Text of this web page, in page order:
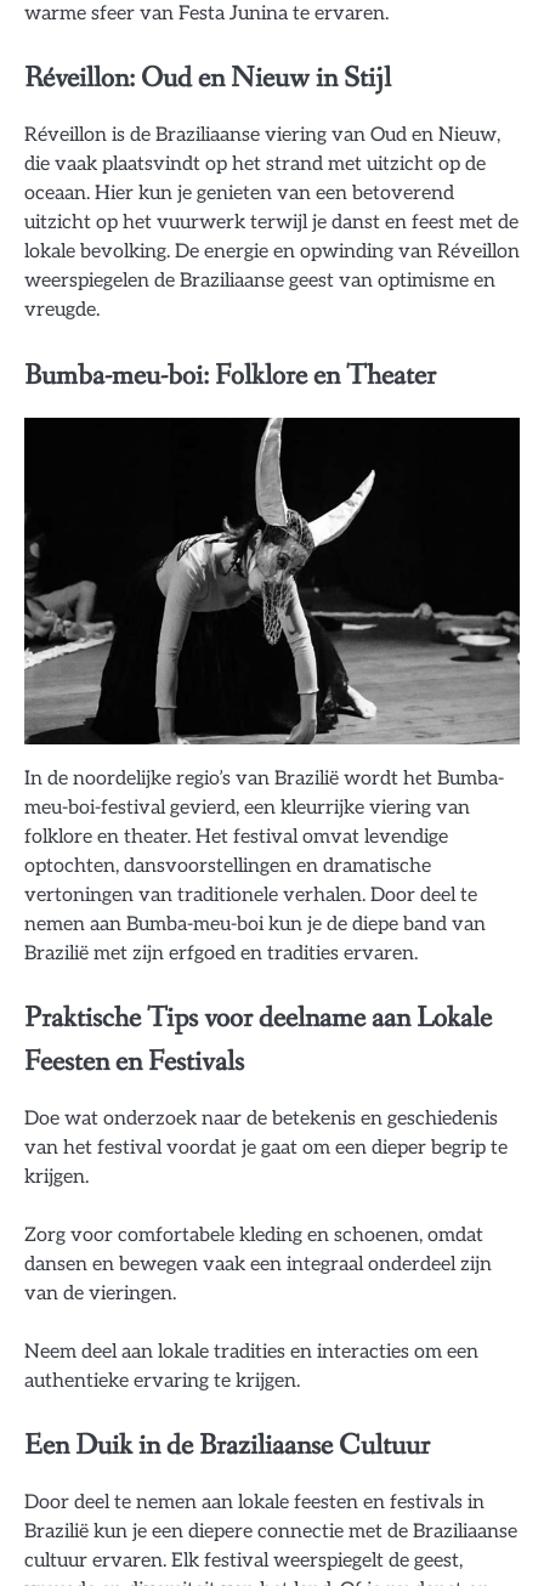
warme sfeer van Festa Junina te ervaren.
Réveillon: Oud en Nieuw in Stijl
Réveillon is de Braziliaanse viering van Oud en Nieuw,
die vaak plaatsvindt op het strand met uitzicht op de
oceaan. Hier kun je genieten van een betoverend
uitzicht op het vuurwerk terwijl je danst en feest met de
lokale bevolking. De energie en opwinding van Réveillon
weerspiegelen de Braziliaanse geest van optimisme en
vreugde.
Bumba-meu-boi: Folklore en Theater
In de noordelijke regio’s van Brazilië wordt het Bumba-
meu-boi-festival gevierd, een kleurrijke viering van
folklore en theater. Het festival omvat levendige
optochten, dansvoorstellingen en dramatische
vertoningen van traditionele verhalen. Door deel te
nemen aan Bumba-meu-boi kun je de diepe band van
Brazilië met zijn erfgoed en tradities ervaren.
Praktische Tips voor deelname aan Lokale
Feesten en Festivals
Doe wat onderzoek naar de betekenis en geschiedenis
van het festival voordat je gaat om een dieper begrip te
krijgen.
Zorg voor comfortabele kleding en schoenen, omdat
dansen en bewegen vaak een integraal onderdeel zijn
van de vieringen.
Neem deel aan lokale tradities en interacties om een
authentieke ervaring te krijgen.
Een Duik in de Braziliaanse Cultuur
Door deel te nemen aan lokale feesten en festivals in
Brazilië kun je een diepere connectie met de Braziliaanse
cultuur ervaren. Elk festival weerspiegelt de geest,